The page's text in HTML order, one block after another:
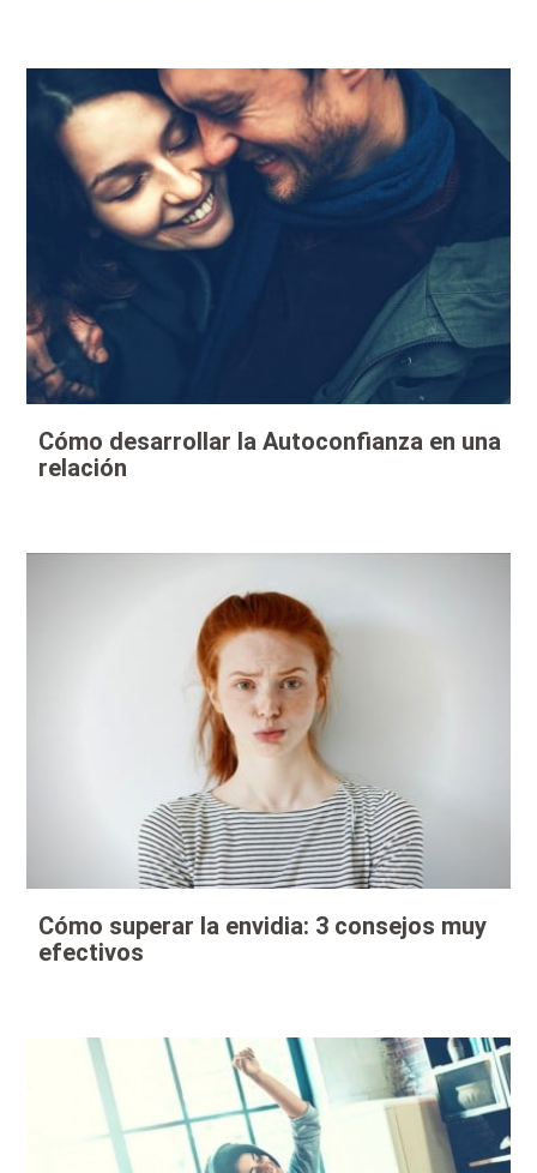
Cómo desarrollar la Autoconfianza en una
relación
Cómo superar la envidia: 3 consejos muy
efectivos